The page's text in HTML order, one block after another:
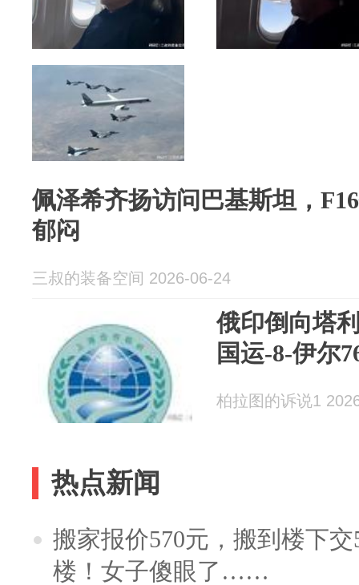
佩泽希齐扬访问巴基斯坦，
郁闷
三叔的装备空间 2026-06-24
俄印倒向塔
国运-8-伊尔
柏拉图的诉说1
热点新闻
搬家报价570元，搬到楼下
楼！女子傻眼了……